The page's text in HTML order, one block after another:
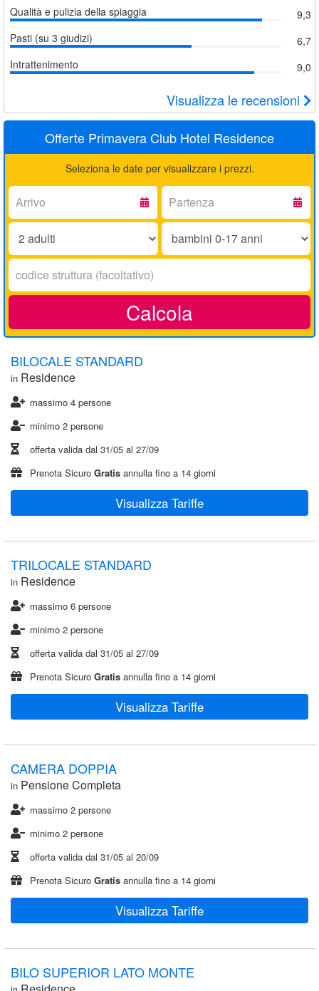
Qualità e pulizia della spiaggia
9,3
Pasti (su 3 giudizi)
6,7
Intrattenimento
9,0
Visualizza le recensioni
Offerte Primavera Club Hotel Residence
Seleziona le date per visualizzare i prezzi.
Arrivo:
Partenza:
Adulti:
Bambini
17
Codice
struttura:
Calcola
BILOCALE STANDARD
in Residence
massimo 4 persone
minimo 2 persone
offerta valida dal 31/05 al 27/09
Prenota Sicuro Gratis annulla fino a 14 giorni
Visualizza Tariffe
TRILOCALE STANDARD
in Residence
massimo 6 persone
minimo 2 persone
offerta valida dal 31/05 al 27/09
Prenota Sicuro Gratis annulla fino a 14 giorni
Visualizza Tariffe
CAMERA DOPPIA
in Pensione Completa
massimo 2 persone
minimo 2 persone
offerta valida dal 31/05 al 20/09
Prenota Sicuro Gratis annulla fino a 14 giorni
Visualizza Tariffe
BILO SUPERIOR LATO MONTE